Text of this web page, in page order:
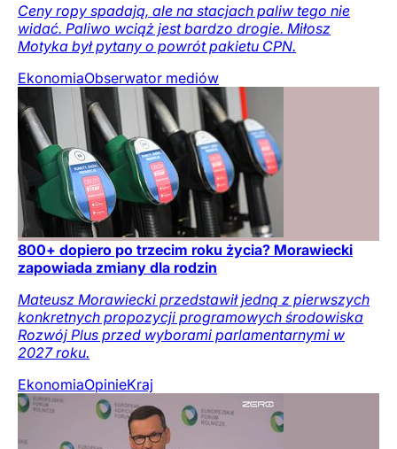
Ceny ropy spadają, ale na stacjach paliw tego nie
widać. Paliwo wciąż jest bardzo drogie. Miłosz
Motyka był pytany o powrót pakietu CPN.
EkonomiaObserwator mediów
800+ dopiero po trzecim roku życia? Morawiecki
zapowiada zmiany dla rodzin
Mateusz Morawiecki przedstawił jedną z pierwszych
konkretnych propozycji programowych środowiska
Rozwój Plus przed wyborami parlamentarnymi w
2027 roku.
EkonomiaOpinieKraj